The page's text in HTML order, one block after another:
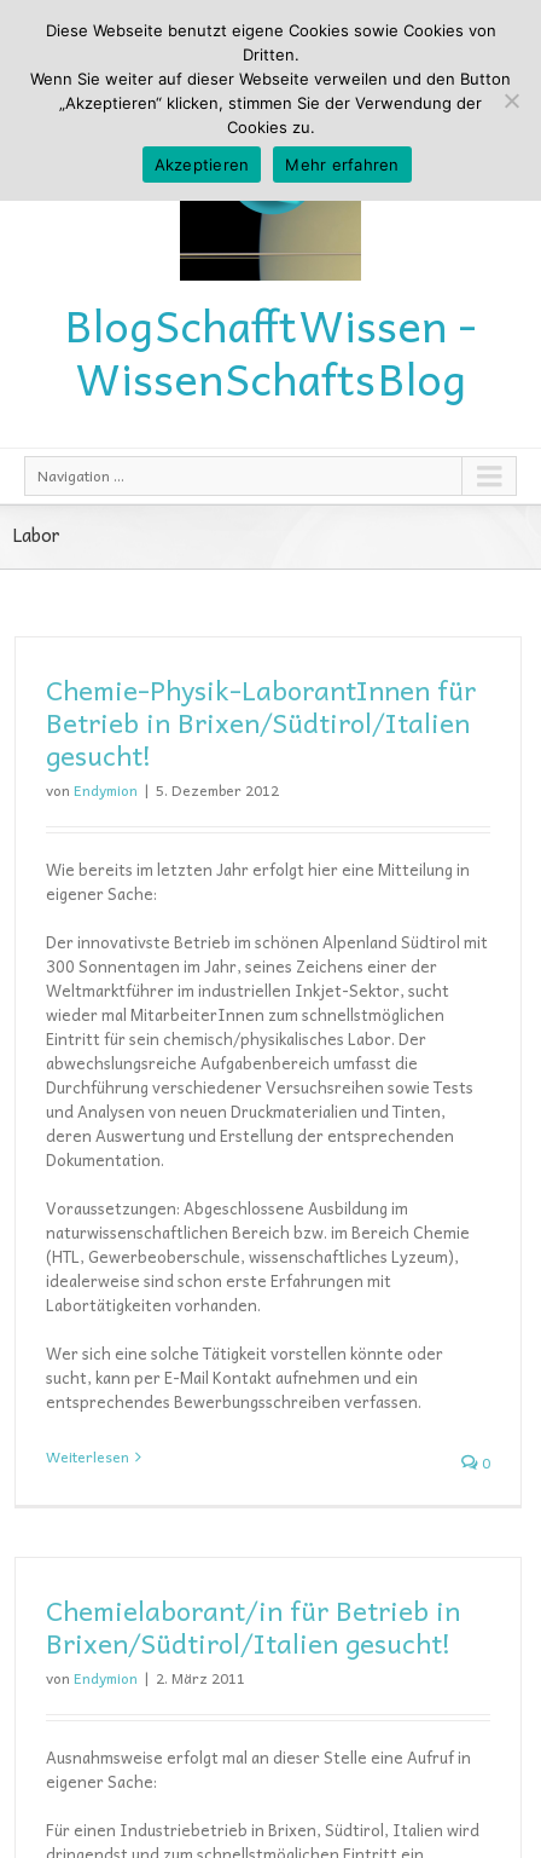
BlogSchafftWissen -
WissenSchaftsBlog
Navigation ...
Labor
Chemie-Physik-LaborantInnen für
Betrieb in Brixen/Südtirol/Italien
gesucht!
von Endymion | 5. Dezember 2012
Wie bereits im letzten Jahr erfolgt hier eine Mitteilung in
eigener Sache:
Der innovativste Betrieb im schönen Alpenland Südtirol mit
300 Sonnentagen im Jahr, seines Zeichens einer der
Weltmarktführer im industriellen Inkjet-Sektor, sucht
wieder mal MitarbeiterInnen zum schnellstmöglichen
Eintritt für sein chemisch/physikalisches Labor. Der
abwechslungsreiche Aufgabenbereich umfasst die
Durchführung verschiedener Versuchsreihen sowie Tests
und Analysen von neuen Druckmaterialien und Tinten,
deren Auswertung und Erstellung der entsprechenden
Dokumentation.
Voraussetzungen: Abgeschlossene Ausbildung im
naturwissenschaftlichen Bereich bzw. im Bereich Chemie
(HTL, Gewerbeoberschule, wissenschaftliches Lyzeum),
idealerweise sind schon erste Erfahrungen mit
Labortätigkeiten vorhanden.
Wer sich eine solche Tätigkeit vorstellen könnte oder
sucht, kann per E-Mail Kontakt aufnehmen und ein
entsprechendes Bewerbungsschreiben verfassen.
Weiterlesen 0
Chemielaborant/in für Betrieb in
Brixen/Südtirol/Italien gesucht!
von Endymion | 2. März 2011
Ausnahmsweise erfolgt mal an dieser Stelle eine Aufruf in
eigener Sache:
Für einen Industriebetrieb in Brixen, Südtirol, Italien wird
Diese Webseite benutzt eigene Cookies sowie Cookies von
Dritten.
Wenn Sie weiter auf dieser Webseite verweilen und den Button
„Akzeptieren“ klicken, stimmen Sie der Verwendung der
Cookies zu.
Akzeptieren
Mehr erfahren